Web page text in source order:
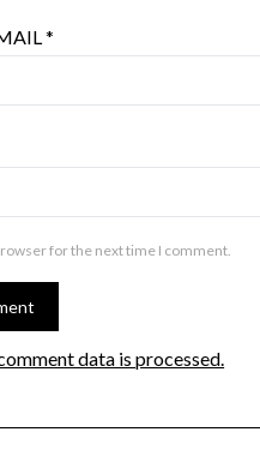
*
for the next time I comment.
data is processed.